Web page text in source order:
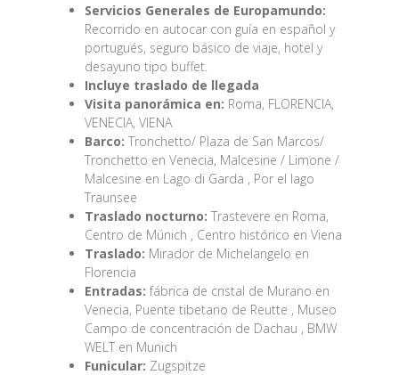
Servicios Generales de Europamundo:
Recorrido en autocar con guía en español y
portugués, seguro básico de viaje, hotel y
desayuno tipo buffet.
Incluye traslado de llegada
Visita panorámica en: Roma, FLORENCIA,
VENECIA, VIENA
Barco: Tronchetto/ Plaza de San Marcos/
Tronchetto en Venecia, Malcesine / Limone /
Malcesine en Lago di Garda , Por el lago
Traunsee
Traslado nocturno: Trastevere en Roma,
Centro de Múnich , Centro histórico en Viena
Traslado: Mirador de Michelangelo en
Florencia
Entradas: fábrica de cristal de Murano en
Venecia, Puente tibetano de Reutte , Museo
Campo de concentración de Dachau , BMW
WELT en Munich
Funicular: Zugspitze